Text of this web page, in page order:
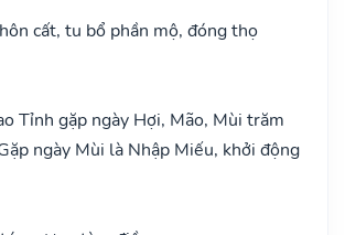
cất, tu bổ phần mộ, đóng thọ
Tỉnh gặp ngày Hợi, Mão, Mùi trăm
ngày Mùi là Nhập Miếu, khởi động